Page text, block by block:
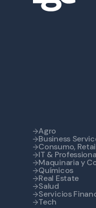
Agro
Business
Consumo,
IT &
Maquinaria y
Químicos
Real Estate
Salud
Servicios
Tech